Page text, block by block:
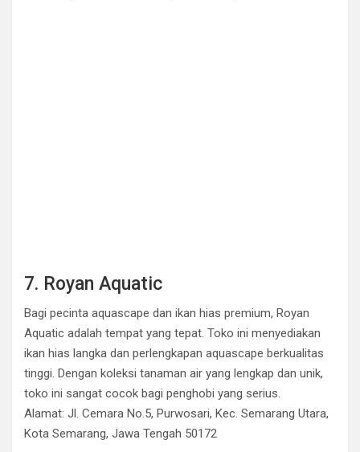
7. Royan Aquatic
Bagi pecinta aquascape dan ikan hias premium, Royan
Aquatic adalah tempat yang tepat. Toko ini menyediakan
ikan hias langka dan perlengkapan aquascape berkualitas
tinggi. Dengan koleksi tanaman air yang lengkap dan unik,
toko ini sangat cocok bagi penghobi yang serius.
Alamat: Jl. Cemara No.5, Purwosari, Kec. Semarang Utara,
Kota Semarang, Jawa Tengah 50172